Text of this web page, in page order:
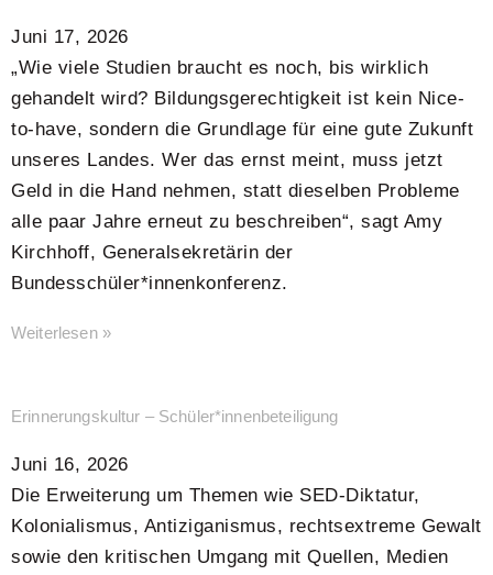
Juni 17, 2026
„Wie viele Studien braucht es noch, bis wirklich
gehandelt wird? Bildungsgerechtigkeit ist kein Nice-
to-have, sondern die Grundlage für eine gute Zukunft
unseres Landes. Wer das ernst meint, muss jetzt
Geld in die Hand nehmen, statt dieselben Probleme
alle paar Jahre erneut zu beschreiben“, sagt Amy
Kirchhoff, Generalsekretärin der
Bundesschüler*innenkonferenz.
Weiterlesen »
Erinnerungskultur – Schüler*innenbeteiligung
Juni 16, 2026
Die Erweiterung um Themen wie SED-Diktatur,
Kolonialismus, Antiziganismus, rechtsextreme Gewalt
sowie den kritischen Umgang mit Quellen, Medien